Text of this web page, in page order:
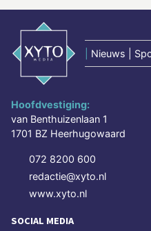
Nieuws |
Hoofdvestiging:
van Benthuizenlaan 1
1701 BZ Heerhugowaard
072 8200 600
redactie@xyto.nl
www.xyto.nl
SOCIAL MEDIA